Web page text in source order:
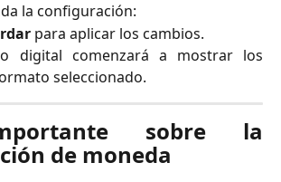
la configuración:
para aplicar los cambios.
digital comenzará a mostrar los
seleccionado.
sobre la
de moneda